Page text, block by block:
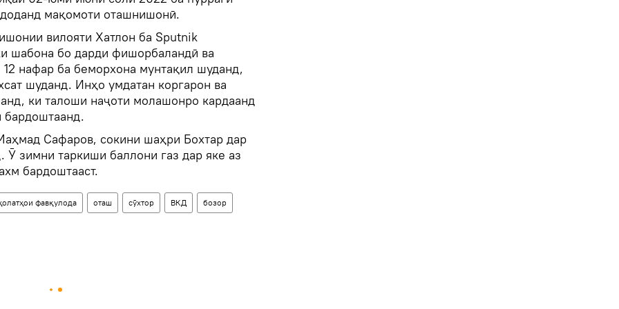
мақомоти оташнишонӣ.
вилояти Хатлон ба Sputnik
шабона бо дарди фишорбаландӣ ва
нафар ба беморхона мунтақил шуданд,
шуданд. Инҳо умдатан коргарон ва
ки талоши наҷоти молашонро кардаанд
бардоштаанд.
Сафаров, сокини шаҳри Бохтар дар
Ӯ зимни таркиши баллони газ дар яке аз
бардоштааст.
фавқулода оташ сӯхтор ВКД бозор